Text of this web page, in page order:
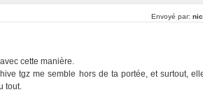
Envoyé par:
cette manière.
tgz me semble hors de ta portée, et surtout,
tout.